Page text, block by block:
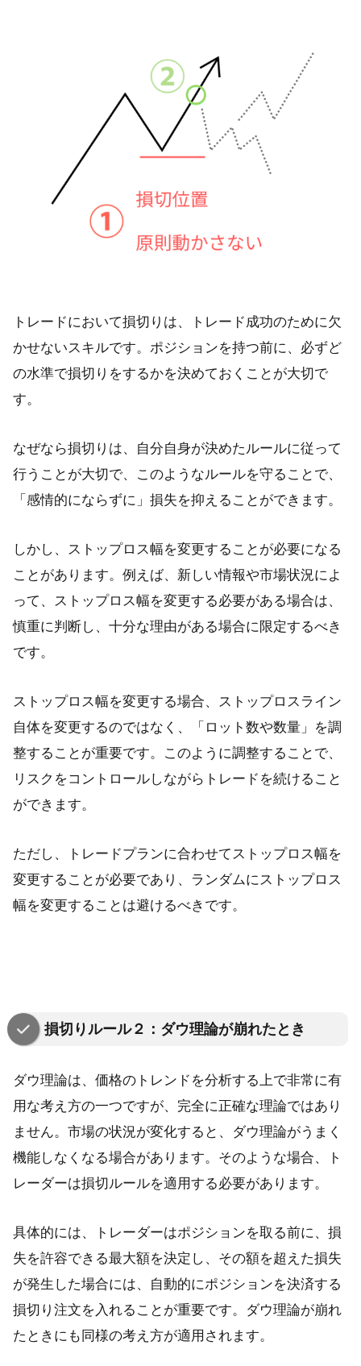
トレードにおいて損切りは、トレード成功のために欠
かせないスキルです。ポジションを持つ前に、必ずど
の水準で損切りをするかを決めておくことが大切で
す。
なぜなら損切りは、自分自身が決めたルールに従って
行うことが大切で、このようなルールを守ることで、
「感情的にならずに」損失を抑えることができます。
しかし、ストップロス幅を変更することが必要になる
ことがあります。例えば、新しい情報や市場状況によ
って、ストップロス幅を変更する必要がある場合は、
慎重に判断し、十分な理由がある場合に限定するべき
です。
ストップロス幅を変更する場合、ストップロスライン
自体を変更するのではなく、「ロット数や数量」を調
整することが重要です。このように調整することで、
リスクをコントロールしながらトレードを続けること
ができます。
ただし、トレードプランに合わせてストップロス幅を
変更することが必要であり、ランダムにストップロス
幅を変更することは避けるべきです。
損切りルール２：ダウ理論が崩れたとき
ダウ理論は、価格のトレンドを分析する上で非常に有
用な考え方の一つですが、完全に正確な理論ではあり
ません。市場の状況が変化すると、ダウ理論がうまく
機能しなくなる場合があります。そのような場合、ト
レーダーは損切ルールを適用する必要があります。
具体的には、トレーダーはポジションを取る前に、損
失を許容できる最大額を決定し、その額を超えた損失
が発生した場合には、自動的にポジションを決済する
損切り注文を入れることが重要です。ダウ理論が崩れ
たときにも同様の考え方が適用されます。